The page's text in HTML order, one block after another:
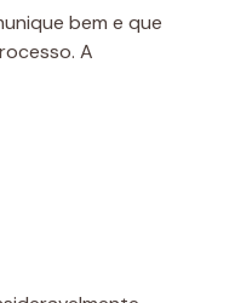
bem e que
A